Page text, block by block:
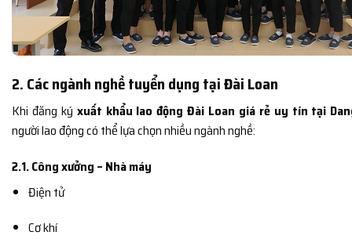
2. Các ngành nghề tuyển dụng tại Đài Loan
Khi đăng ký xuất khẩu lao động Đài Loan giá rẻ uy tín tại
người lao động có thể lựa chọn nhiều ngành nghề:
2.1. Công xưởng – Nhà máy
Điện tử
Cơ khí